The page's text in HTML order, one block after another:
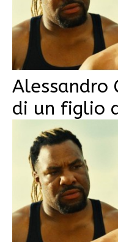
Alessandro
di un figlio